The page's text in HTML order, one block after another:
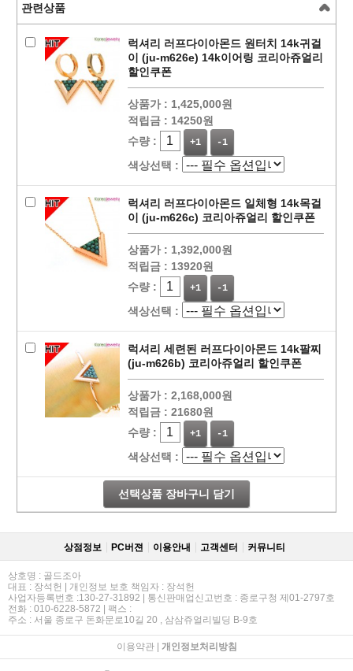
관련상품
럭셔리 러프다이아몬드 원터치 14k귀걸
이 (ju-m626e) 14k이어링 코리아쥬얼리
할인쿠폰
상품가 : 1,425,000원
적립금 : 14250원
수량 :
+1 -1
색상선택 :
럭셔리 러프다이아몬드 일체형 14k목걸
이 (ju-m626c) 코리아쥬얼리 할인쿠폰
상품가 : 1,392,000원
적립금 : 13920원
수량 :
+1 -1
색상선택 :
럭셔리 세련된 러프다이아몬드 14k팔찌
(ju-m626b) 코리아쥬얼리 할인쿠폰
상품가 : 2,168,000원
적립금 : 21680원
수량 :
+1 -1
색상선택 :
선택상품 장바구니 담기
상점정보 PC버젼 이용안내 고객센터 커뮤니티
상호명 : 골드조아
대표 : 장석헌 | 개인정보 보호 책임자 : 장석헌
사업자등록번호 :130-27-31892 | 통신판매업신고번호 : 종로구청 제01-2797호
전화 : 010-6228-5872 | 팩스 :
주소 : 서울 종로구 돈화문로10길 20 , 삼삼쥬얼리빌딩 B-9호
이용약관| 개인정보처리방침